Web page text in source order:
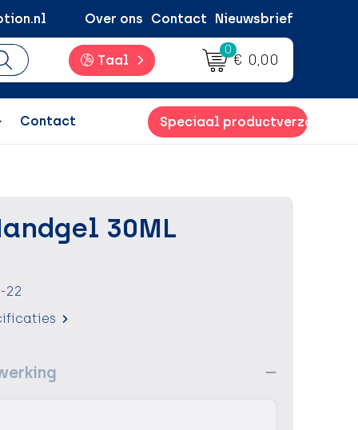
Over ons Contact Nieuwsbrief
Taal
0
€ 0,00
Contact Speciaal productverzoek
30ML
22